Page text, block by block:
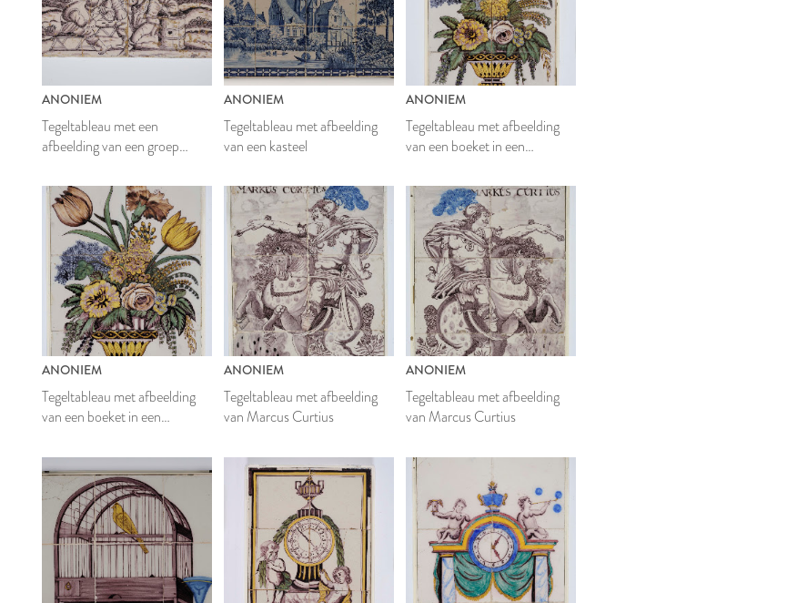
ANONIEM
Tegeltableau met een
afbeelding van een groep
mannen
ANONIEM
Tegeltableau met afbeelding
van een kasteel
ANONIEM
Tegeltableau met afbeelding
van een boeket in een
ANONIEM
Tegeltableau met afbeelding
van een boeket in een
ANONIEM
Tegeltableau met afbeelding
van Marcus Curtius
ANONIEM
Tegeltableau met afbeelding
van Marcus Curtius